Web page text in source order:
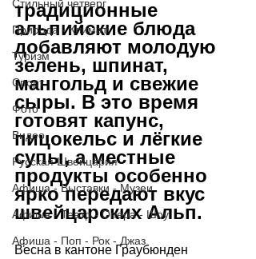
Стильный четверг
Природа - Климат
Туризм
Спорт
Фото
Видео
Русская Швейцария
Афиша - Выставки - Музеи
Афиша - Театр - Опера - Шоу
Афиша - Поп - Рок - Джаз
традиционные
альпийские блюда
добавляют молодую
зелень, шпинат,
мангольд и свежие
сыры. В это время
готовят капунс,
пицокельс и лёгкие
супы, а местные
продукты особенно
ярко передают вкус
швейцарских Альп.
Весна в кантоне Граубюнден